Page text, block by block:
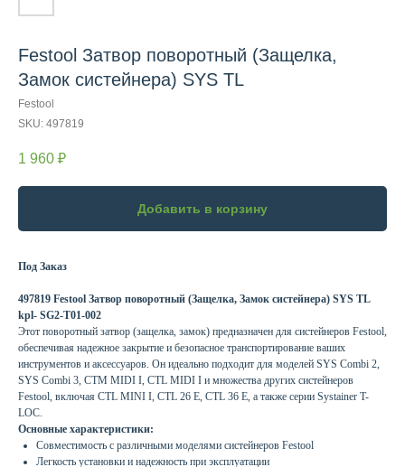
Festool Затвор поворотный (Защелка,
Замок систейнера) SYS TL
Festool
SKU: 497819
1 960 ₽
Добавить в корзину
Под Заказ
497819 Festool Затвор поворотный (Защелка, Замок систейнера) SYS TL
kpl- SG2-T01-002
Этот поворотный затвор (защелка, замок) предназначен для систейнеров Festool,
обеспечивая надежное закрытие и безопасное транспортирование ваших
инструментов и аксессуаров. Он идеально подходит для моделей SYS Combi 2,
SYS Combi 3, CTM MIDI I, CTL MIDI I и множества других систейнеров
Festool, включая CTL MINI I, CTL 26 E, CTL 36 E, а также серии Systainer T-
LOC.
Основные характеристики:
Совместимость с различными моделями систейнеров Festool
Легкость установки и надежность при эксплуатации